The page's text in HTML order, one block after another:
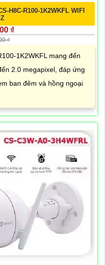
H8C-R100-1K2WKFL WIFI
₫
₫
1K2WKFL mang đến
2.0 megapixel, đáp ứng
ban đêm và hồng ngoại